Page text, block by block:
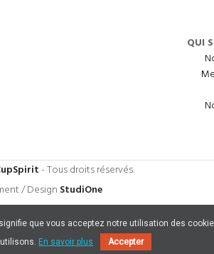
QUI
- Tous droits réservés.
/ Design StudiOne
que vous acceptez notre utilisation des
En savoir plus Accepter